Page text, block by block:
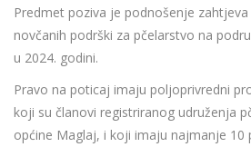
Predmet poziva je podnošenje
novčanih podrški za pčelarstvo na
u 2024. godini.
Pravo na poticaj imaju poljoprivredni
koji su članovi registriranog udruženja
općine Maglaj, i koji imaju najmanje 10